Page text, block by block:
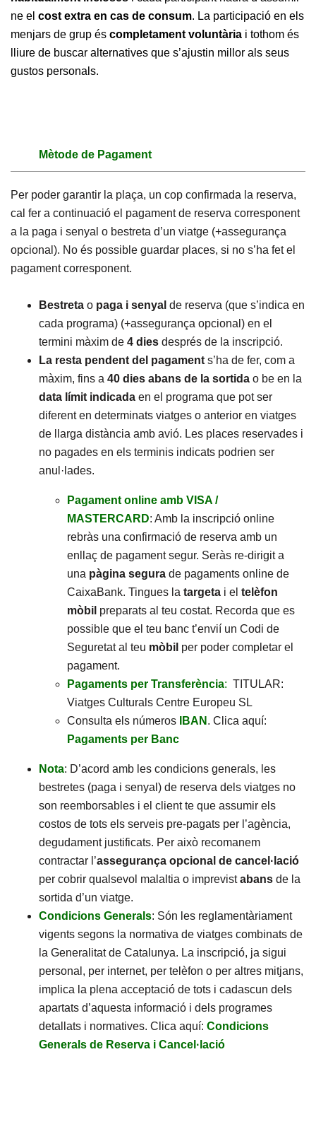
ne el cost extra en cas de consum. La participació en els
menjars de grup és completament voluntària i tothom és
lliure de buscar alternatives que s’ajustin millor als seus
gustos personals.
Mètode de Pagament
Per poder garantir la plaça, un cop confirmada la reserva,
cal fer a continuació el pagament de reserva corresponent
a la paga i senyal o bestreta d’un viatge (+assegurança
opcional). No és possible guardar places, si no s’ha fet el
pagament corresponent.
Bestreta o paga i senyal de reserva (que s’indica en
cada programa) (+assegurança opcional) en el
termini màxim de 4 dies després de la inscripció.
La resta pendent del pagament s’ha de fer, com a
màxim, fins a 40 dies abans de la sortida o be en la
data límit indicada en el programa que pot ser
diferent en determinats viatges o anterior en viatges
de llarga distància amb avió. Les places reservades i
no pagades en els terminis indicats podrien ser
anul·lades.
Pagament online amb VISA /
MASTERCARD: Amb la inscripció online
rebràs una confirmació de reserva amb un
enllaç de pagament segur. Seràs re-dirigit a
una pàgina segura de pagaments online de
CaixaBank. Tingues la targeta i el telèfon
mòbil preparats al teu costat. Recorda que es
possible que el teu banc t’envií un Codi de
Seguretat al teu mòbil per poder completar el
pagament.
Pagaments per Transferència: TITULAR:
Viatges Culturals Centre Europeu SL
Consulta els números
IBAN . Clica aquí:
Pagaments per Banc
Nota: D’acord amb les condicions generals, les
bestretes (paga i senyal) de reserva dels viatges no
son reemborsables i el client te que assumir els
costos de tots els serveis pre-pagats per l’agència,
degudament justificats. Per això recomanem
contractar l’assegurança opcional de cancel·lació
per cobrir qualsevol malaltia o imprevistabans de la
sortida d’un viatge.
Condicions Generals: Són les reglamentàriament
vigents segons la normativa de viatges combinats de
la Generalitat de Catalunya. La inscripció, ja sigui
personal, per internet, per telèfon o per altres mitjans,
implica la plena acceptació de tots i cadascun dels
apartats d’aquesta informació i dels programes
detallats i normatives. Clica aquí: Condicions
Generals de Reserva i Cancel·lació